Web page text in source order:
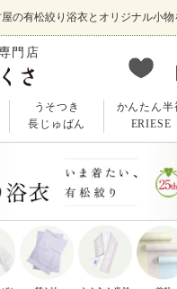
の有松絞り浴衣とオリジナル小物
門店
うそつき
長じゅばん
かんたん半
ERIESE